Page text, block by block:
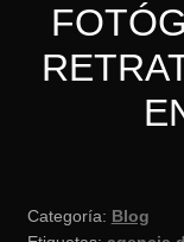
Categoría: Blog